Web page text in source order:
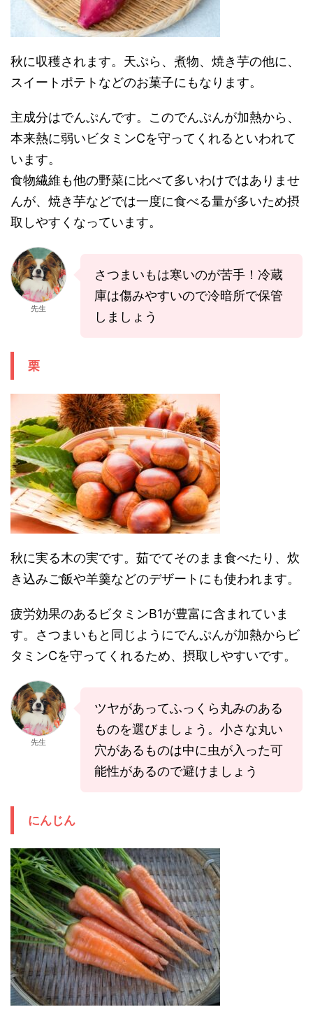
秋に収穫されます。天ぷら、煮物、焼き芋の他に、
スイートポテトなどのお菓子にもなります。
主成分はでんぷんです。このでんぷんが加熱から、
本来熱に弱いビタミンCを守ってくれるといわれて
います。
食物繊維も他の野菜に比べて多いわけではありませ
んが、焼き芋などでは一度に食べる量が多いため摂
取しやすくなっています。
先生
さつまいもは寒いのが苦手！冷蔵
庫は傷みやすいので冷暗所で保管
しましょう
栗
秋に実る木の実です。茹でてそのまま食べたり、炊
き込みご飯や羊羹などのデザートにも使われます。
疲労効果のあるビタミンB1が豊富に含まれていま
す。さつまいもと同じようにでんぷんが加熱からビ
タミンCを守ってくれるため、摂取しやすいです。
先生
ツヤがあってふっくら丸みのある
ものを選びましょう。小さな丸い
穴があるものは中に虫が入った可
能性があるので避けましょう
にんじん